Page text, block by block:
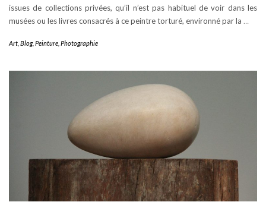
issues de collections privées, qu’il n’est pas habituel de voir dans les
musées ou les livres consacrés à ce peintre torturé, environné par la …
Art Blog, Peinture Photographie